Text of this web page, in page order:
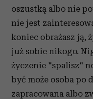
oszustką albo nie
nie jest
koniec obrażasz ją,
już sobie nikogo.
życzenie "spalisz"
być może osoba po
zapracowana albo